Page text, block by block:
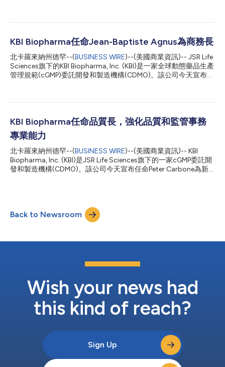
諾，到續約期結束時，合約的增量價值約為2.5億美元。 此外，KBI
州德罕的哺乳動物業務的監管檢查。這次監管檢查使公司在北卡羅
來納州的業務能夠開始向一家主要策略客戶提供哺乳動物藥物物質
的商業化生產。這也證明了KBI有能力成為大批量商業治療藥物生
產的首選合作夥伴。 KBI Biopharma總裁兼執行長J.D. Mowery表
示：「KBI將繼續履行對客戶的承諾，協助客戶解決複雜的生產難
藥研發和生產領域的突破，協助將新療法推向市場。」 他總結
KBI Biopharma任命Jean-Baptiste Agnus為商務長
北卡羅來納州德罕--(BUSINESS WIRE)--(美國商業資訊)-- JSR Life
Sciences旗下的KBI Biopharma, Inc. (KBI)是一家全球動態藥品生產
管理規範(cGMP)委託開發和製造機構(CDMO)。該公司今天宣布任
生物製劑、小分子原料藥、抗體藥物共軛複合體(ADC)的商業開
施制勝銷售策略和培養高績效團隊方面的出色歷史紀錄，JB將領導
KBI的全球業務發展計畫，推動公司實現持續成長和成功。這一關
鍵職位的工作重點是與KBI目前和未來的全球客戶建立並保持長期
的合作夥伴關係。JB致力於促進與外部合作夥伴和內部團隊成員的
關係，這一價值觀與KBI的合作文化不謀而合。 KBI Biopharma總
裁兼執行長J.D. Mowery表示：「我們對發展的不懈追求以及對合
作夥伴、病患和員工的承諾指引著KBI Biopharma每項決策。JB的
KBI Biopharma任命品質長，強化品質和監管事務
專業能力
北卡羅來納州德罕--(BUSINESS WIRE)--(美國商業資訊)-- KBI
Biopharma, Inc. (KBI)是JSR Life Sciences旗下的一家cGMP委託開
發和製造機構(CDMO)。該公司今天宣布任命Peter Carbone為新
領導經驗。Peter將領導KBI的品質和監管事務團隊，為全球客戶引
領法規遵從和監管計畫，並使KBI能夠提供服務、專業知識和領導
力，與衛生部門合作制定監管政策。 KBI Biopharma總裁兼執行長
產業監管事務的思想領袖和變革推動者。Peter的加入強化了我們
們現有和未來的客戶提供支援。他對改變世界的熱情，以及開發和
提供改善病患生活的創新產品的動力，使他成為KBI的寶貴財
Back to Newsroom
Wish your news had
this kind of reach?
Sign Up